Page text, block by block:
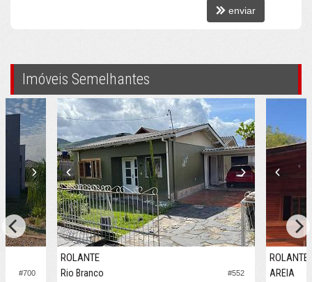
enviar
Imóveis Semelhantes
#700 #552
ROLANTE
Rio Branco
ROLANTE
AREIA